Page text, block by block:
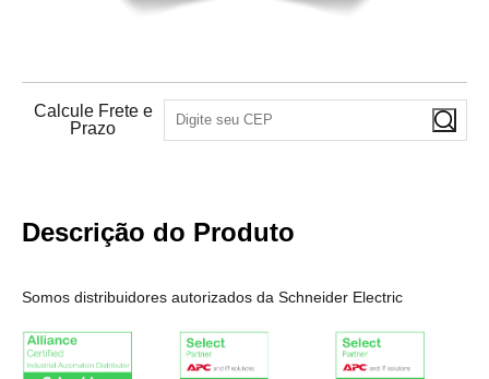
Calcule Frete e
Prazo
Descrição do Produto
Somos distribuidores autorizados da Schneider Electric